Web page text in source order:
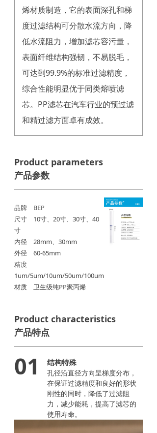
烯材质制造，它的表面深孔和梯
度过滤结构可分散水流方向，降
低水流阻力，增加滤芯容污量，
表面纤维结构强韧，不易脱毛，
可达到99.9%的标准过滤精度，
综合性能明显优于同类熔喷滤
芯。PP滤芯在汽车行业的预过滤
和精过滤方面卓有成效。
Product parameters
产品参数
品牌
BEP
尺寸
10寸、20寸、30寸、40
寸
内径
28mm、30mm
外径
60-65mm
精度
1um/5um/10um/50um/100um
材质
卫生级纯PP聚丙烯
Product characteristics
产品特点
01 结构特殊
孔径沿直径方向呈梯度分布，
在保证过滤精度和良好的形状
刚性的同时，降低了过滤阻
力，减少能耗，提高了滤芯的
使用寿命。